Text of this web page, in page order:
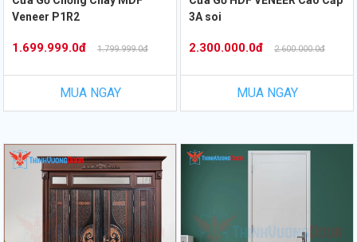
Veneer P1R2
1.699.999.0đ 1.799.999.0đ
MUA NGAY
3A soi
2.300.000.0đ 2.600.000.0đ
MUA NGAY